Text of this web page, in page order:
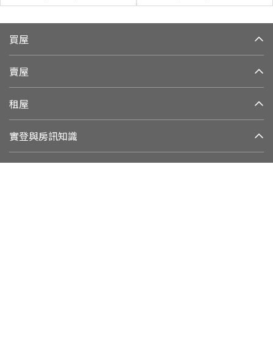
買屋
賣屋
租屋
實登與房訊知識